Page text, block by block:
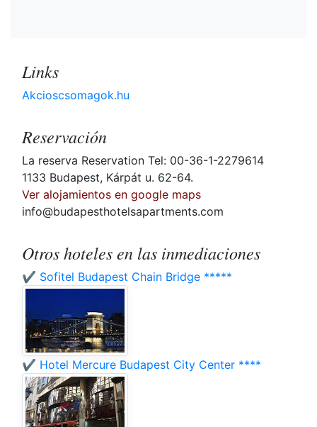
Links
Akcioscsomagok.hu
Reservación
La reserva Reservation Tel: 00-36-1-2279614
1133 Budapest, Kárpát u. 62-64.
Ver alojamientos en google maps
info@budapesthotelsapartments.com
Otros hoteles en las inmediaciones
✔️ Sofitel Budapest Chain Bridge *****
✔️ Hotel Mercure Budapest City Center ****